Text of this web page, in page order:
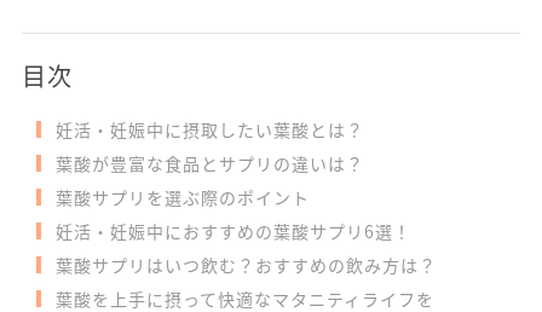
目次
妊活・妊娠中に摂取したい葉酸とは？
葉酸が豊富な食品とサプリの違いは？
葉酸サプリを選ぶ際のポイント
妊活・妊娠中におすすめの葉酸サプリ6選！
葉酸サプリはいつ飲む？おすすめの飲み方は？
葉酸を上手に摂って快適なマタニティライフを